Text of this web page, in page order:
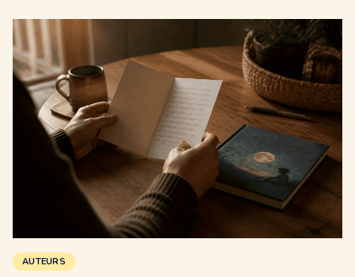
marketingbureau in te schakelen.
AUTEURS